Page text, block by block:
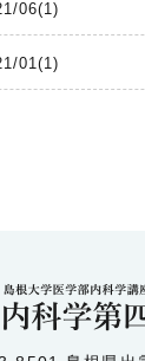
06(1)
01(1)